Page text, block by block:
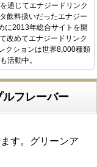
通じてエナジードリンク
飲料扱いだったエナジー
に2013年総合サイトを開
改めてエナジードリンク
クションは世界8,000種類
活動中。
フレーバー
す。グリーンア